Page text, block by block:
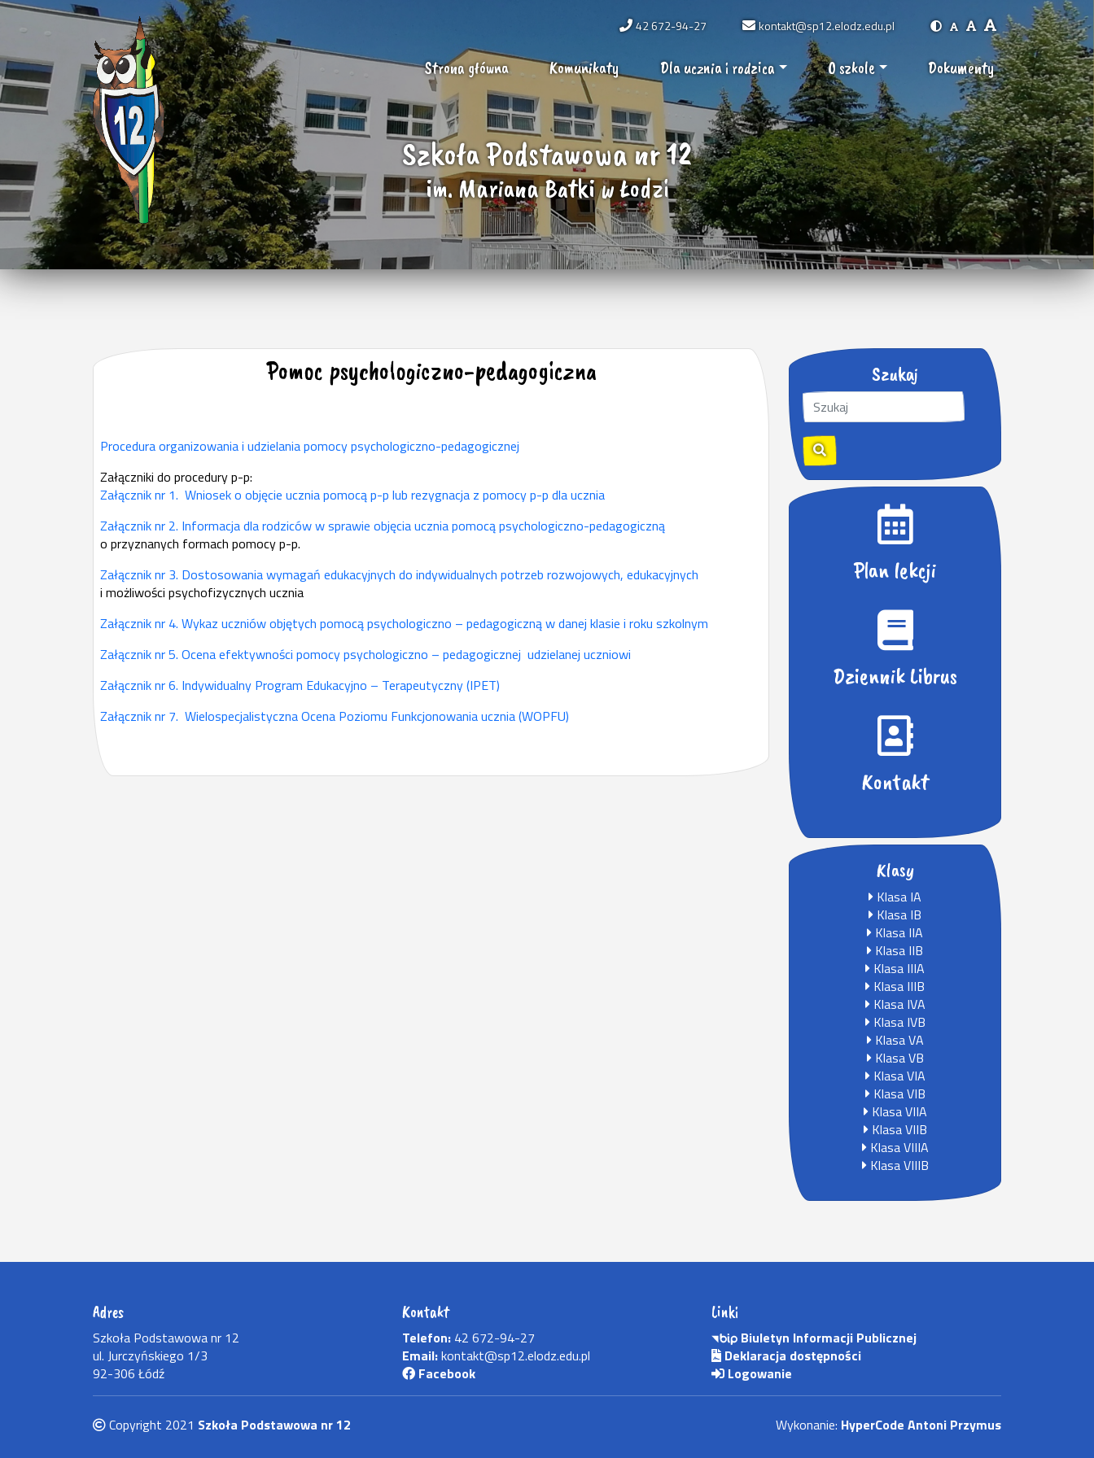
42 672-94-27 kontakt@sp12.elodz.edu.pl
Strona główna Komunikaty Dla ucznia i rodzica O szkole Dokumenty
Szkoła Podstawowa nr 12
im. Mariana Batki w Łodzi
Pomoc psychologiczno-pedagogiczna
Procedura organizowania i udzielania pomocy psychologiczno-pedagogicznej
Załączniki do procedury p-p:
Załącznik nr 1. Wniosek o objęcie ucznia pomocą p-p lub rezygnacja z pomocy p-p dla ucznia
Załącznik nr 2. Informacja dla rodziców w sprawie objęcia ucznia pomocą psychologiczno-pedagogiczną
o przyznanych formach pomocy p-p.
Załącznik nr 3. Dostosowania wymagań edukacyjnych do indywidualnych potrzeb rozwojowych, edukacyjnych
i możliwości psychofizycznych ucznia
Załącznik nr 4. Wykaz uczniów objętych pomocą psychologiczno – pedagogiczną w danej klasie i roku szkolnym
Załącznik nr 5. Ocena efektywności pomocy psychologiczno – pedagogicznej udzielanej uczniowi
Załącznik nr 6. Indywidualny Program Edukacyjno – Terapeutyczny (IPET)
Załącznik nr 7. Wielospecjalistyczna Ocena Poziomu Funkcjonowania ucznia (WOPFU)
Szukaj
S
z
u
k
a
Plan lekcji
Dziennik Librus
Kontakt
Klasy
Klasa IA
Klasa IB
Klasa IIA
Klasa IIB
Klasa IIIA
Klasa IIIB
Klasa IVA
Klasa IVB
Klasa VA
Klasa VB
Klasa VIA
Klasa VIB
Klasa VIIA
Klasa VIIB
Klasa VIIIA
Klasa VIIIB
Adres
Szkoła Podstawowa nr 12
ul. Jurczyńskiego 1/3
92-306 Łódź
Kontakt
Telefon: 42 672-94-27
Email:kontakt@sp12.elodz.edu.pl
Facebook
Linki
Biuletyn Informacji Publicznej
Deklaracja dostępności
Logowanie
Copyright 2021 Szkoła Podstawowa nr 12 Wykonanie: HyperCode Antoni Przymus